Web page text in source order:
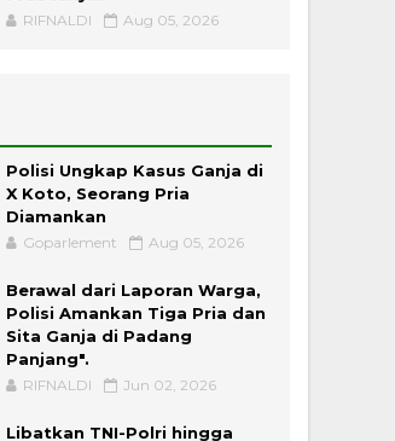
RIFNALDI Aug 05, 2026
Polisi Ungkap Kasus Ganja di
X Koto, Seorang Pria
Diamankan
Goparlement Aug 05, 2026
Berawal dari Laporan Warga,
Polisi Amankan Tiga Pria dan
Sita Ganja di Padang
Panjang".
RIFNALDI Jun 02, 2026
Libatkan TNI-Polri hingga